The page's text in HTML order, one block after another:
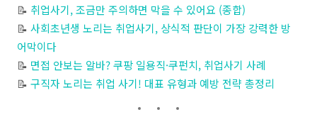
📝 취업사기, 조금만 주의하면 막을 수 있어요 (종합)
📝 사회초년생 노리는 취업사기, 상식적 판단이 가장 강력한 방
어막이다
📝 면접 안보는 알바? 쿠팡 일용직·쿠펀치, 취업사기 사례
📝 구직자 노리는 취업 사기! 대표 유형과 예방 전략 총정리